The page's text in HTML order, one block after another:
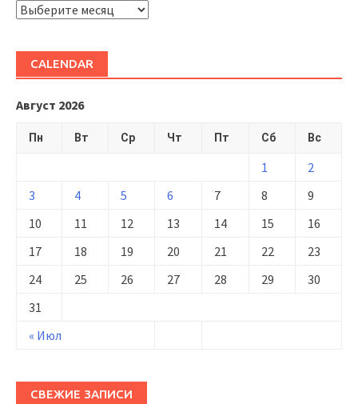
ARHIVĂ
CALENDAR
Август 2026
Пн Вт Ср Чт Пт Сб Вс
« Июл
1
2
3
4 5 6 7 8
9
10
11 12 13 14 15
16
17
18 19 20 21 22
23
24
25 26 27 28 29
30
31
СВЕЖИЕ ЗАПИСИ